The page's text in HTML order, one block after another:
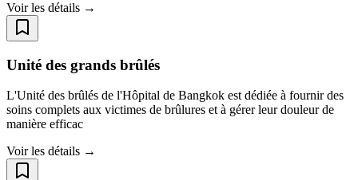
Voir les détails →
Unité des grands brûlés
L'Unité des brûlés de l'Hôpital de Bangkok est dédiée à fournir des
soins complets aux victimes de brûlures et à gérer leur douleur de
manière efficac
Voir les détails →